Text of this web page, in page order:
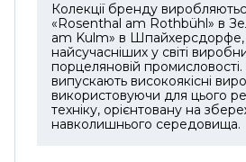
Колекції бренду
«Rosenthal am Rothbühl» в
am Kulm» в Шпайхерсдорфе,
найсучасніших у світі
порцеляновій
випускають високоякісні
використовуючи для цього
техніку, орієнтовану на
навколишнього середовища.